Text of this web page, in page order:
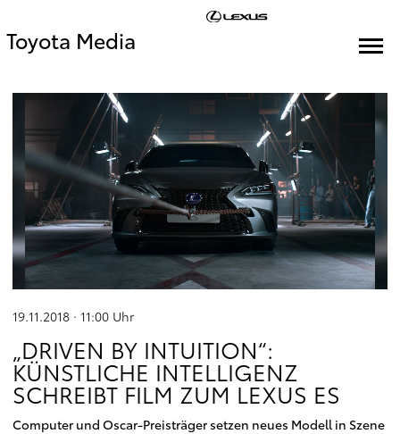
Toyota Media
19.11.2018 · 11:00 Uhr
„DRIVEN BY INTUITION“:
KÜNSTLICHE INTELLIGENZ
SCHREIBT FILM ZUM LEXUS ES
Computer und Oscar-Preisträger setzen neues Modell in Szene